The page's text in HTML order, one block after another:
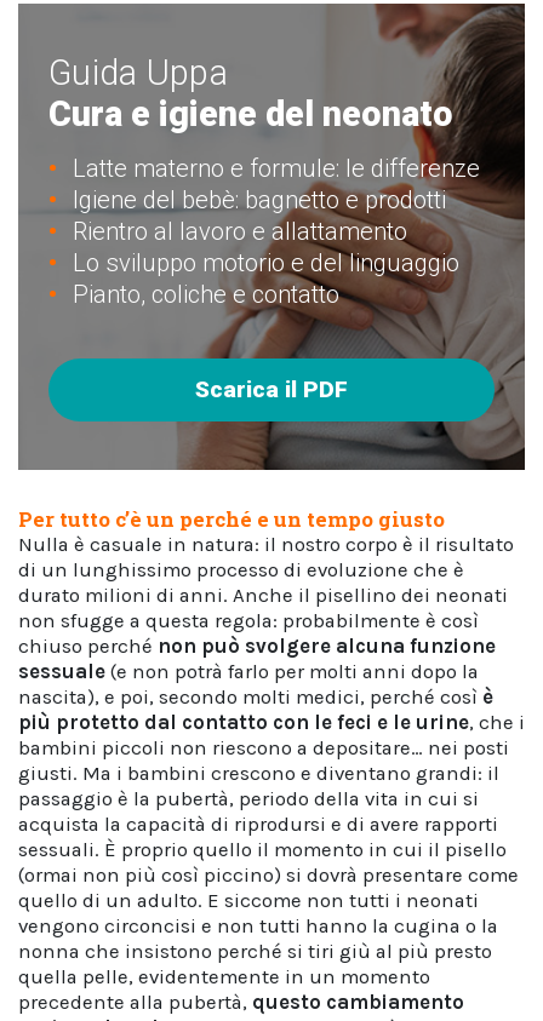
Guida Uppa
Cura e igiene del neonato
Latte materno e formule: le differenze
Igiene del bebè: bagnetto e prodotti
Rientro al lavoro e allattamento
Lo sviluppo motorio e del linguaggio
Pianto, coliche e contatto
Scarica il PDF
Per tutto c’è un perché e un tempo giusto
Nulla è casuale in natura: il nostro corpo è il risultato
di un lunghissimo processo di evoluzione che è
durato milioni di anni. Anche il pisellino dei neonati
non sfugge a questa regola: probabilmente è così
chiuso perché non può svolgere alcuna funzione
sessuale (e non potrà farlo per molti anni dopo la
nascita), e poi, secondo molti medici, perché così è
più protetto dal contatto con le feci e le urine, che i
bambini piccoli non riescono a depositare… nei posti
giusti. Ma i bambini crescono e diventano grandi: il
passaggio è la pubertà, periodo della vita in cui si
acquista la capacità di riprodursi e di avere rapporti
sessuali. È proprio quello il momento in cui il pisello
(ormai non più così piccino) si dovrà presentare come
quello di un adulto. E siccome non tutti i neonati
vengono circoncisi e non tutti hanno la cugina o la
nonna che insistono perché si tiri giù al più presto
quella pelle, evidentemente in un momento
precedente alla pubertà, questo cambiamento